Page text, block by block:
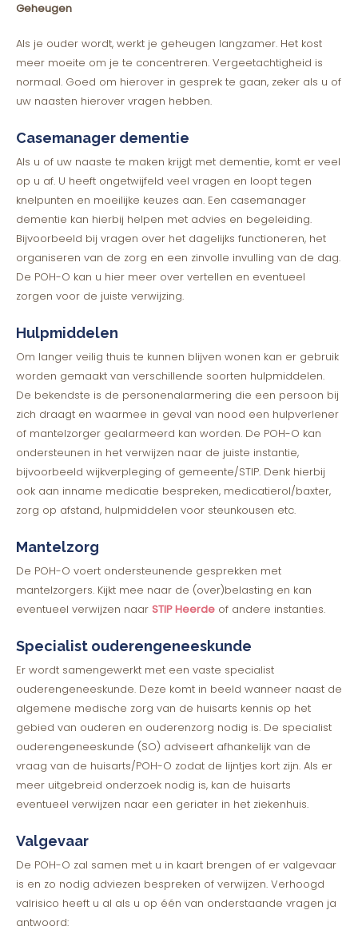
Geheugen
Als je ouder wordt, werkt je geheugen langzamer. Het kost
meer moeite om je te concentreren. Vergeetachtigheid is
normaal. Goed om hierover in gesprek te gaan, zeker als u of
uw naasten hierover vragen hebben.
Casemanager dementie
Als u of uw naaste te maken krijgt met dementie, komt er veel
op u af. U heeft ongetwijfeld veel vragen en loopt tegen
knelpunten en moeilijke keuzes aan. Een casemanager
dementie kan hierbij helpen met advies en begeleiding.
Bijvoorbeeld bij vragen over het dagelijks functioneren, het
organiseren van de zorg en een zinvolle invulling van de dag.
De POH-O kan u hier meer over vertellen en eventueel
zorgen voor de juiste verwijzing.
Hulpmiddelen
Om langer veilig thuis te kunnen blijven wonen kan er gebruik
worden gemaakt van verschillende soorten hulpmiddelen.
De bekendste is de personenalarmering die een persoon bij
zich draagt en waarmee in geval van nood een hulpverlener
of mantelzorger gealarmeerd kan worden. De POH-O kan
ondersteunen in het verwijzen naar de juiste instantie,
bijvoorbeeld wijkverpleging of gemeente/STIP. Denk hierbij
ook aan inname medicatie bespreken, medicatierol/baxter,
zorg op afstand, hulpmiddelen voor steunkousen etc.
Mantelzorg
De POH-O voert ondersteunende gesprekken met
mantelzorgers. Kijkt mee naar de (over)belasting en kan
eventueel verwijzen naar STIP Heerde of andere instanties.
Specialist ouderengeneeskunde
Er wordt samengewerkt met een vaste specialist
ouderengeneeskunde. Deze komt in beeld wanneer naast de
algemene medische zorg van de huisarts kennis op het
gebied van ouderen en ouderenzorg nodig is. De specialist
ouderengeneeskunde (SO) adviseert afhankelijk van de
vraag van de huisarts/POH-O zodat de lijntjes kort zijn. Als er
meer uitgebreid onderzoek nodig is, kan de huisarts
eventueel verwijzen naar een geriater in het ziekenhuis.
Valgevaar
De POH-O zal samen met u in kaart brengen of er valgevaar
is en zo nodig adviezen bespreken of verwijzen. Verhoogd
valrisico heeft u al als u op één van onderstaande vragen ja
antwoord: